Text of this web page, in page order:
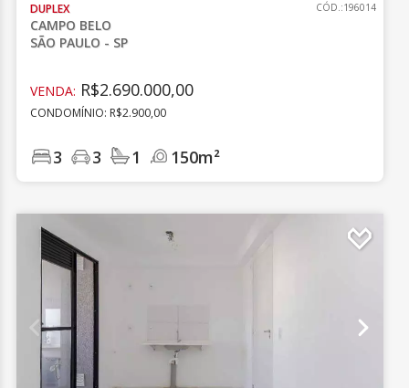
DUPLEX
CAMPO BELO
SÃO PAULO - SP
CÓD.:196014
VENDA: R$2.690.000,00
CONDOMÍNIO: R$2.900,00
3 3 1 150m²